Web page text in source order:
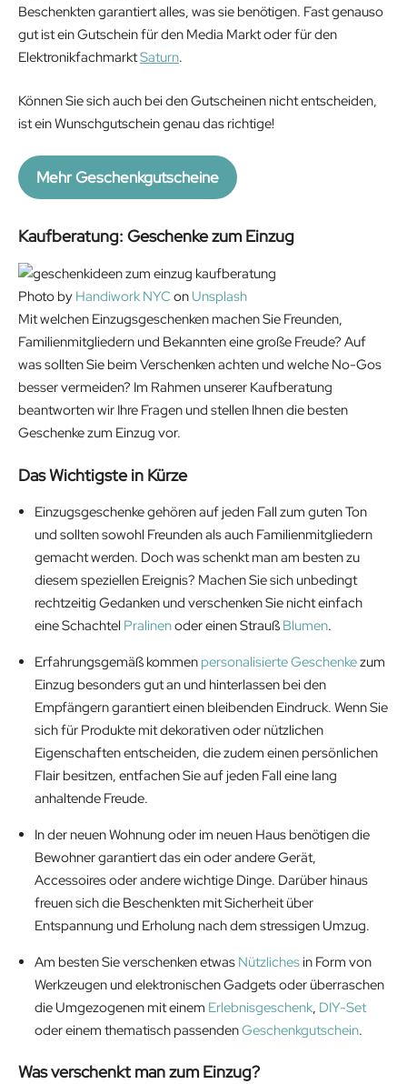
Beschenkten garantiert alles, was sie benötigen. Fast genauso
gut ist ein Gutschein für den Media Markt oder für den
ElektronikfachmarktSaturn.
Können Sie sich auch bei den Gutscheinen nicht entscheiden,
ist ein Wunschgutschein genau das richtige!
Mehr Geschenkgutscheine
Kaufberatung: Geschenke zum Einzug
Photo by Handiwork NYC on Unsplash
Mit welchen Einzugsgeschenken machen Sie Freunden,
Familienmitgliedern und Bekannten eine große Freude? Auf
was sollten Sie beim Verschenken achten und welche No-Gos
besser vermeiden? Im Rahmen unserer Kaufberatung
beantworten wir Ihre Fragen und stellen Ihnen die besten
Geschenke zum Einzug vor.
Das Wichtigste in Kürze
Einzugsgeschenke gehören auf jeden Fall zum guten Ton
und sollten sowohl Freunden als auch Familienmitgliedern
gemacht werden. Doch was schenkt man am besten zu
diesem speziellen Ereignis? Machen Sie sich unbedingt
rechtzeitig Gedanken und verschenken Sie nicht einfach
eine Schachtel Pralinenoder einen Strauß Blumen.
Erfahrungsgemäß kommen personalisierte Geschenkezum
Einzug besonders gut an und hinterlassen bei den
Empfängern garantiert einen bleibenden Eindruck. Wenn Sie
sich für Produkte mit dekorativen oder nützlichen
Eigenschaften entscheiden, die zudem einen persönlichen
Flair besitzen, entfachen Sie auf jeden Fall eine lang
anhaltende Freude.
In der neuen Wohnung oder im neuen Haus benötigen die
Bewohner garantiert das ein oder andere Gerät,
Accessoires oder andere wichtige Dinge. Darüber hinaus
freuen sich die Beschenkten mit Sicherheit über
Entspannung und Erholung nach dem stressigen Umzug.
Am besten Sie verschenken etwas Nützlichesin Form von
Werkzeugen und elektronischen Gadgets oder überraschen
die Umgezogenen mit einem Erlebnisgeschenk, DIY-Set
oder einem thematisch passendenGeschenkgutschein.
Was verschenkt man zum Einzug?